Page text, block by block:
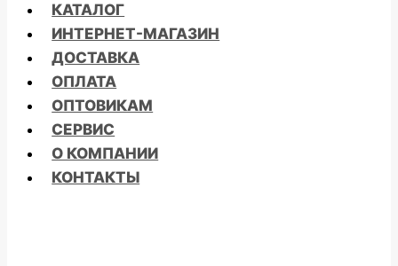
КАТАЛОГ
ИНТЕРНЕТ-МАГАЗИН
ДОСТАВКА
ОПЛАТА
ОПТОВИКАМ
СЕРВИС
О КОМПАНИИ
КОНТАКТЫ